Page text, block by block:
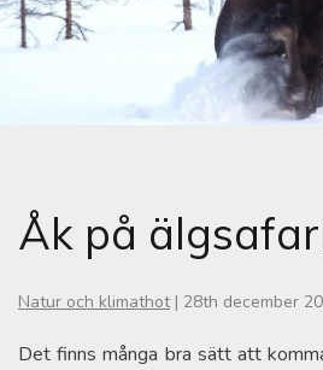
Åk på
Natur och klimathot | 28th december
Det finns många bra sätt att